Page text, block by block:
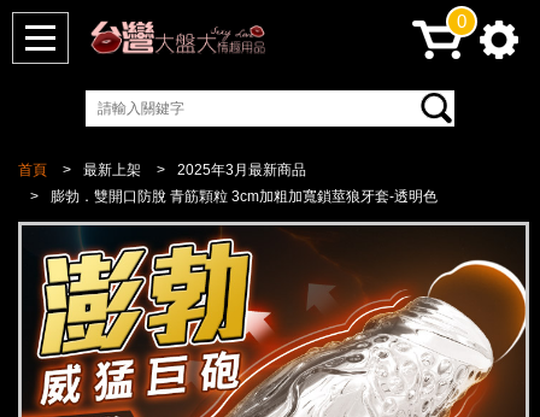
首頁 最新上架
2025年3月最新商品
膨勃．雙開口防脫 青筋顆粒 3cm加粗加寬鎖莖狼牙套-透明色
0